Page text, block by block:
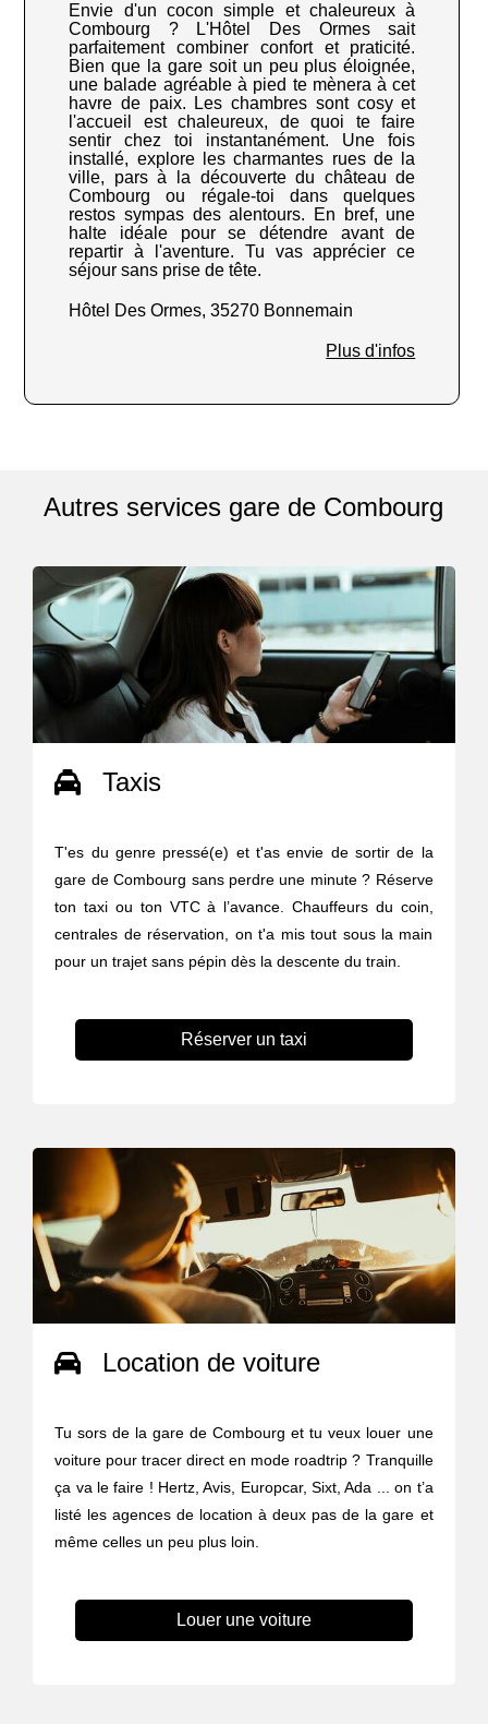
Envie d'un cocon simple et chaleureux à
Combourg ? L'Hôtel Des Ormes sait
parfaitement combiner confort et praticité.
Bien que la gare soit un peu plus éloignée,
une balade agréable à pied te mènera à cet
havre de paix. Les chambres sont cosy et
l'accueil est chaleureux, de quoi te faire
sentir chez toi instantanément. Une fois
installé, explore les charmantes rues de la
ville, pars à la découverte du château de
Combourg ou régale-toi dans quelques
restos sympas des alentours. En bref, une
halte idéale pour se détendre avant de
repartir à l'aventure. Tu vas apprécier ce
séjour sans prise de tête.
Hôtel Des Ormes, 35270 Bonnemain
Plus d'infos
Autres services gare de Combourg
Taxis
T'es du genre pressé(e) et t'as envie de sortir de la
gare de Combourg sans perdre une minute ? Réserve
ton taxi ou ton VTC à l’avance. Chauffeurs du coin,
centrales de réservation, on t'a mis tout sous la main
pour un trajet sans pépin dès la descente du train.
Réserver un taxi
Location de voiture
Tu sors de la gare de Combourg et tu veux louer une
voiture pour tracer direct en mode roadtrip ? Tranquille
ça va le faire ! Hertz, Avis, Europcar, Sixt, Ada ... on t’a
listé les agences de location à deux pas de la gare et
même celles un peu plus loin.
Louer une voiture